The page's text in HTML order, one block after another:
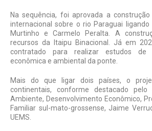
Na sequência, foi aprovada a
internacional sobre o rio Paraguai
Murtinho e Carmelo Peralta. A
recursos da Itaipu Binacional. Já em
contratado para realizar estudos de
econômica e ambiental da ponte.
Mais do que ligar dois países, o
continentais, conforme destacado
Ambiente, Desenvolvimento Econômico,
Familiar sul-mato-grossense, Jaime
UEMS.